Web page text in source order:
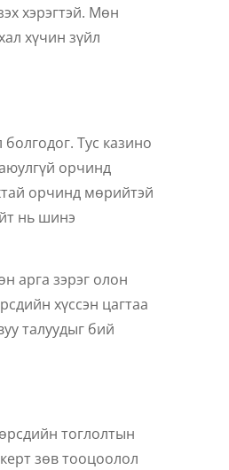
хэрэгтэй. Мөн
хүчин зүйл
Тус казино
орчинд
орчинд мөрийтэй
нь шинэ
арга зэрэг олон
хүссэн цагтаа
талуудыг бий
тоглолтын
зөв тооцоолол